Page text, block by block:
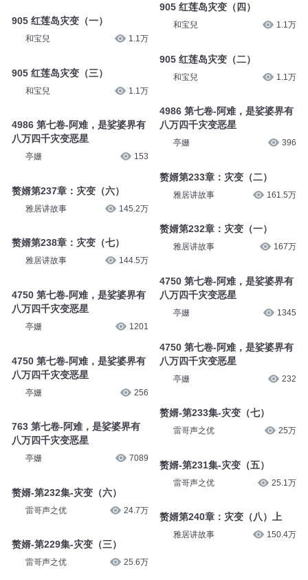
905 红莲岛灾变（一）
和宝兒 1.1万
905 红莲岛灾变（三）
和宝兒 1.1万
4986 第七卷-阿难，是娑婆界有
八万四千灾变恶星
亭姗 153
赘婿第237章：灾变（六）
雅居讲故事 145.2万
赘婿第238章：灾变（七）
雅居讲故事 144.5万
4750 第七卷-阿难，是娑婆界有
八万四千灾变恶星
亭姗 1201
4750 第七卷-阿难，是娑婆界有
八万四千灾变恶星
亭姗 256
763 第七卷-阿难，是娑婆界有
八万四千灾变恶星
亭姗 7089
赘婿-第232集-灾变（六）
雷哥声之优 24.7万
赘婿-第229集-灾变（三）
雷哥声之优 25.6万
905 红莲岛灾变（四）
和宝兒 1.1万
905 红莲岛灾变（二）
和宝兒 1.1万
4986 第七卷-阿难，是娑婆界有
八万四千灾变恶星
亭姗 396
赘婿第233章：灾变（二）
雅居讲故事 161.5万
赘婿第232章：灾变（一）
雅居讲故事 167万
4750 第七卷-阿难，是娑婆界有
八万四千灾变恶星
亭姗 1345
4750 第七卷-阿难，是娑婆界有
八万四千灾变恶星
亭姗 232
赘婿-第233集-灾变（七）
雷哥声之优 25万
赘婿-第231集-灾变（五）
雷哥声之优 25.1万
赘婿第240章：灾变（八）上
雅居讲故事 150.4万